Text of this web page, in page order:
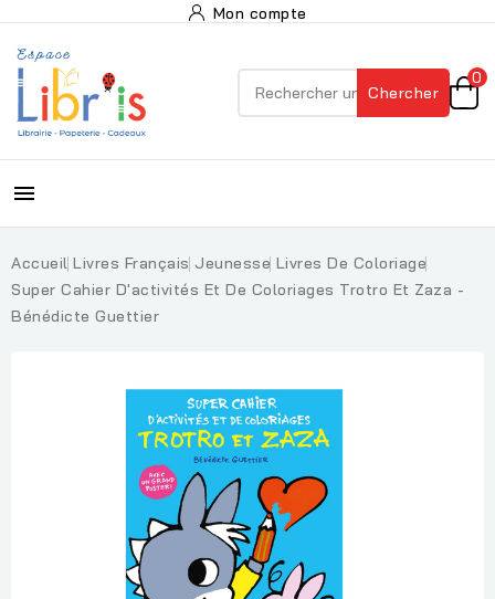
Mon compte
Chercher
0

Accueil Livres Français Jeunesse Livres De Coloriage
Super Cahier D'activités Et De Coloriages Trotro Et Zaza -
Bénédicte Guettier